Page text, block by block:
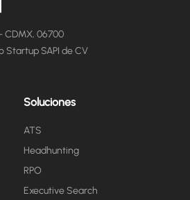
CDMX, 06700
SAPI de CV
Soluciones
ATS
Headhunting
RPO
Executive Search